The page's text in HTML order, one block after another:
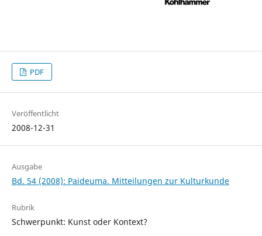
PDF
Veröffentlicht
2008-12-31
Ausgabe
Bd. 54 (2008): Paideuma. Mitteilungen zur Kulturkunde
Rubrik
Schwerpunkt: Kunst oder Kontext?